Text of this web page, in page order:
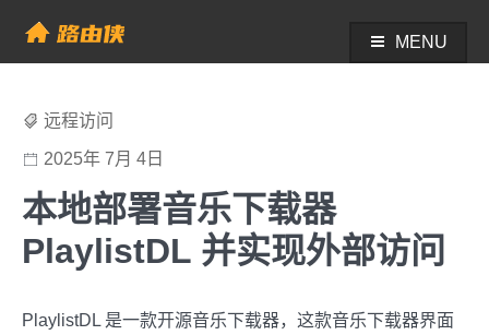
content
帮助中心 - 路由侠
MENU
远程访问
2025年 7月 4日
本地部署音乐下载器
PlaylistDL 并实现外部访问
PlaylistDL 是一款开源音乐下载器，这款音乐下载器界面